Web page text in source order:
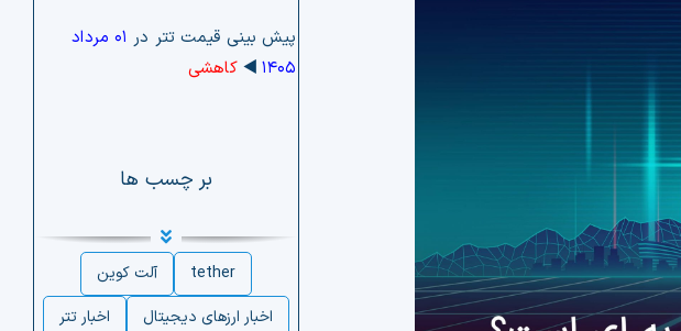
پیش بینی قیمت تتر در
۰۱ مرداد
۱۴۰۵ ◀️ کاهشی
بر چسب ها
tether
آلت کوین
اخبار ارزهای دیجیتال
اخبار تتر